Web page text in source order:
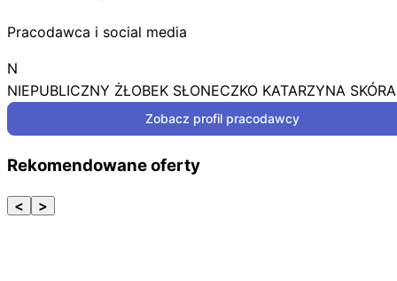
Pracodawca i social media
N
NIEPUBLICZNY ŻŁOBEK SŁONECZKO KATARZYNA SKÓRA
Zobacz profil pracodawcy
Rekomendowane oferty
< >